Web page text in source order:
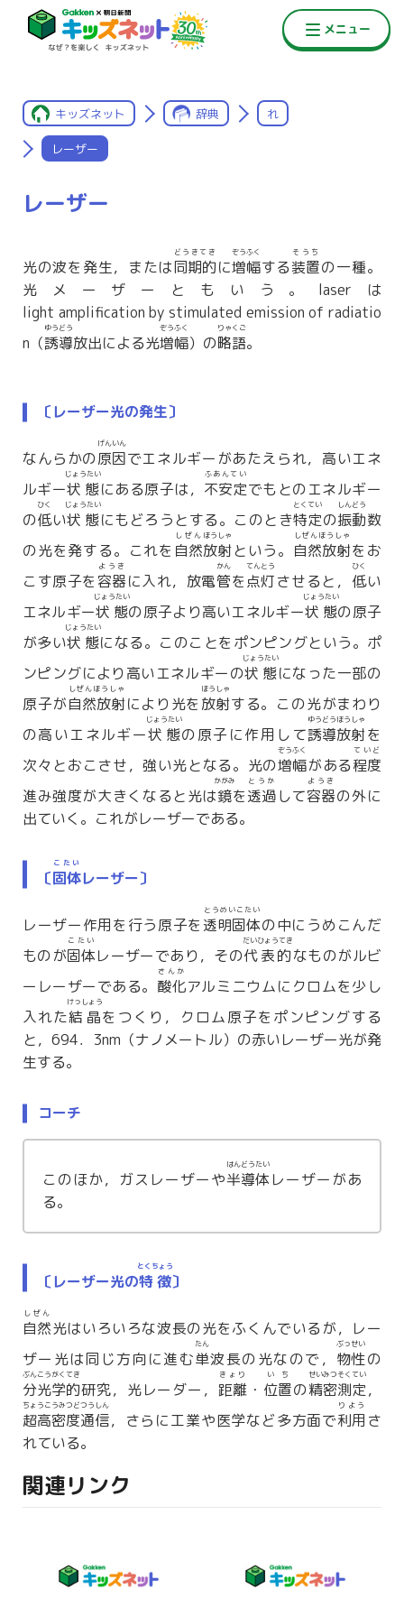
キッズネット 辞典 れ
レーザー
レーザー
光の波を発生，または同期的
どうきてき
に増幅
ぞうふく
する装置
そうち
の一種。
光メーザーともいう。laserは
light amplification by stimulated emission of radiatio
n（誘導
ゆうどう
放出による光増幅
ぞうふく
）の略語
りゃくご
。
〔レーザー光の発生〕
なんらかの原因
げんいん
でエネルギーがあたえられ，高いエネ
ルギー状態
じょうたい
にある原子は， 不安定
ふあんてい
でもとのエネルギー
の低
ひく
い状態
じょうたい
にもどろうとする。このとき特定
とくてい
の振動
しんどう
数
の光を発する。これを 自然
しぜん
放射
ほうしゃ
という。 自然放射
しぜんほうしゃ
をお
こす原子を 容器
ようき
に入れ，放電管
かん
を点灯
てんとう
させると， 低
ひく
い
エネルギー状態
じょうたい
の原子より高いエネルギー状態
じょうたい
の原子
が多い状態
じょうたい
になる。このことをポンピングという。ポ
ンピングにより高いエネルギーの状態
じょうたい
になった一部の
原子が自然放射
しぜんほうしゃ
により光を 放射
ほうしゃ
する。この光がまわり
の高いエネルギー状態
じょうたい
の原子に作用して誘導放射
ゆうどうほうしゃ
を
次々とおこさせ，強い光となる。光の増幅
ぞうふく
がある程度
ていど
進み強度が大きくなると光は鏡
かがみ
を透過
とうか
して容器
ようき
の外に
出ていく。これがレーザーである。
〔固体
こたい
レーザー〕
レーザー作用を行う原子を 透明固体
とうめいこたい
の中にうめこんだ
ものが固体
こたい
レーザーであり，その代表的
だいひょうてき
なものがルビ
ーレーザーである。 酸化
さんか
アルミニウムにクロムを少し
入れた結晶
けっしょう
をつくり，クロム原子をポンピングする
と，694．3nm（ナノメートル）の赤いレーザー光が発
生する。
コーチ
このほか，ガスレーザーや半導体
はんどうたい
レーザーがあ
る。
〔レーザー光の特徴
とくちょう
〕
自然
しぜん
光はいろいろな波長の光をふくんでいるが，レー
ザー光は同じ方向に進む単
たん
波長の光なので， 物性
ぶっせい
の
分光学的
ぶんこうがくてき
研究，光レーダー， 距離
きょり
・ 位置
いち
の精密測定
せいみつそくてい
，
超高密度通信
ちょうこうみつどつうしん
，さらに工業や医学など多方面で利用
りよう
さ
れている。
関連リンク